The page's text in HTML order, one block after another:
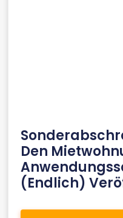
Den
(endlich)